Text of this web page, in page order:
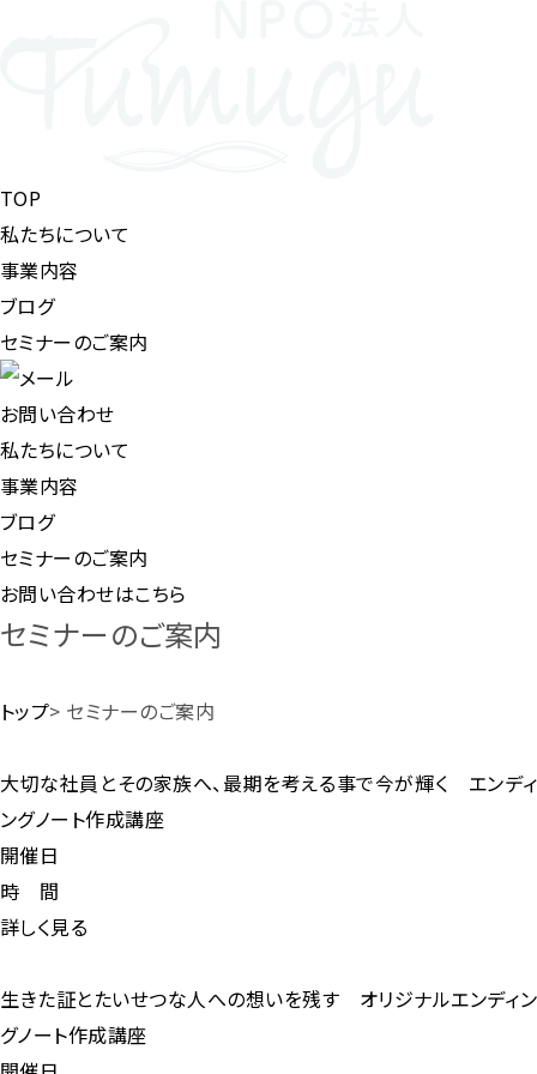
TOP
私たちについて
事業内容
ブログ
セミナーのご案内
お問い合わせ
私たちについて
事業内容
ブログ
セミナーのご案内
お問い合わせはこちら
セミナーのご案内
トップ> セミナーのご案内
大切な社員とその家族へ、最期を考える事で今が輝く エンディ
ングノート作成講座
開催日
時 間
詳しく見る
生きた証とたいせつな人への想いを残す オリジナルエンディン
グノート作成講座